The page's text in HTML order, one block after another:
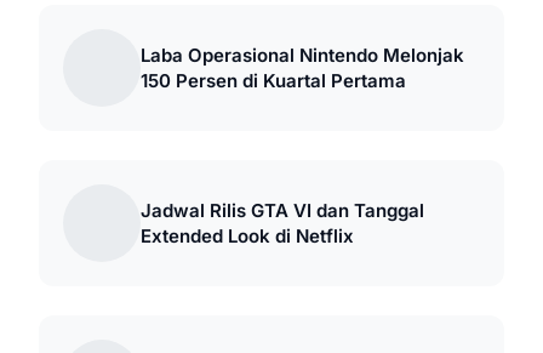
Laba Operasional Nintendo Melonjak
150 Persen di Kuartal Pertama
Jadwal Rilis GTA VI dan Tanggal
Extended Look di Netflix